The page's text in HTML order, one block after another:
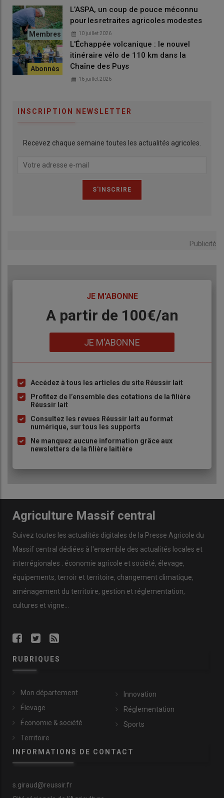
L’ASPA, un coup de pouce méconnu
pour les retraites agricoles modestes
10 juillet 2026
L'Échappée volcanique : le nouvel
itinéraire vélo de 110 km dans la
Chaîne des Puys
16 juillet 2026
INSCRIPTION NEWSLETTER
Recevez chaque semaine toutes les actualités agricoles.
Publicité
JE M'ABONNE
BodyA partir de 100€/an
JE M'ABONNE
Liste
à
puce
Accédez à tous les articles du site Réussir lait
Profitez de l’ensemble des cotations de la filière
Réussir lait
Consultez les revues Réussir lait au format
numérique, sur tous les supports
Ne manquez aucune information grâce aux
newsletters de la filière laitière
Agriculture Massif central
Suivez toutes les actualités digitales de la Presse Agricole du
Massif central dédiées à l'ensemble des actualités locales et
interrégionales : économie agricole et société, élevage,
équipements, terroir et territoire, changement climatique,
aménagement du territoire, gestion et réglementation,
cultures et vigne...
RUBRIQUES
Mon département
Élevage
Économie & société
Territoire
Innovation
Réglementation
Sports
INFORMATIONS DE CONTACT
s.giraud@reussir.fr